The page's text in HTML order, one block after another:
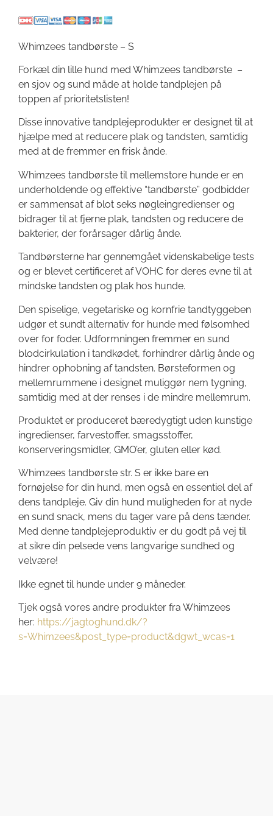
Whimzees tandbørste – S
Forkæl din lille hund med Whimzees tandbørste –
en sjov og sund måde at holde tandplejen på
toppen af prioritetslisten!
Disse innovative tandplejeprodukter er designet til at
hjælpe med at reducere plak og tandsten, samtidig
med at de fremmer en frisk ånde.
Whimzees tandbørste til mellemstore hunde er en
underholdende og effektive “tandbørste” godbidder
er sammensat af blot seks nøgleingredienser og
bidrager til at fjerne plak, tandsten og reducere de
bakterier, der forårsager dårlig ånde.
Tandbørsterne har gennemgået videnskabelige tests
og er blevet certificeret af VOHC for deres evne til at
mindske tandsten og plak hos hunde.
Den spiselige, vegetariske og kornfrie tandtyggeben
udgør et sundt alternativ for hunde med følsomhed
over for foder. Udformningen fremmer en sund
blodcirkulation i tandkødet, forhindrer dårlig ånde og
hindrer ophobning af tandsten. Børsteformen og
mellemrummene i designet muliggør nem tygning,
samtidig med at der renses i de mindre mellemrum.
Produktet er produceret bæredygtigt uden kunstige
ingredienser, farvestoffer, smagsstoffer,
konserveringsmidler, GMO’er, gluten eller kød.
Whimzees tandbørste str. S er ikke bare en
fornøjelse for din hund, men også en essentiel del af
dens tandpleje. Giv din hund muligheden for at nyde
en sund snack, mens du tager vare på dens tænder.
Med denne tandplejeproduktiv er du godt på vej til
at sikre din pelsede vens langvarige sundhed og
velvære!
Ikke egnet til hunde under 9 måneder.
Tjek også vores andre produkter fra Whimzees
her: https://jagtoghund.dk/?
s=Whimzees&post_type=product&dgwt_wcas=1